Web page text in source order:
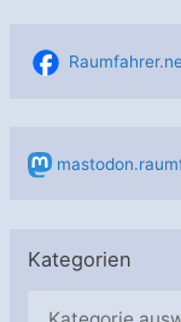
Kategorien